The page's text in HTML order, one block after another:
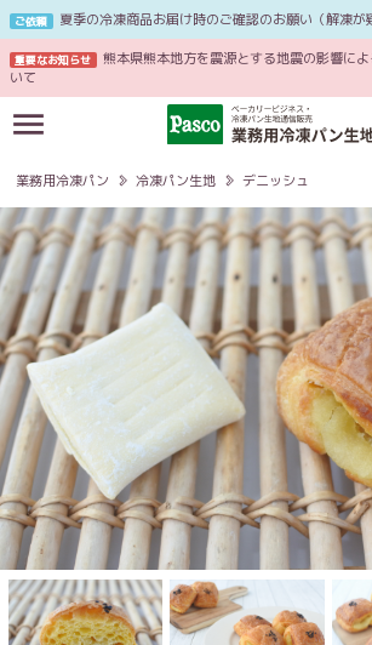
ご依頼 夏季の冷凍商品お届け時のご確認のお願い（解凍が
重要なお知らせ
熊本県熊本地方を震源とする地震の影響に
いて
業務用冷凍パン 冷凍パン生地 デニッシュ